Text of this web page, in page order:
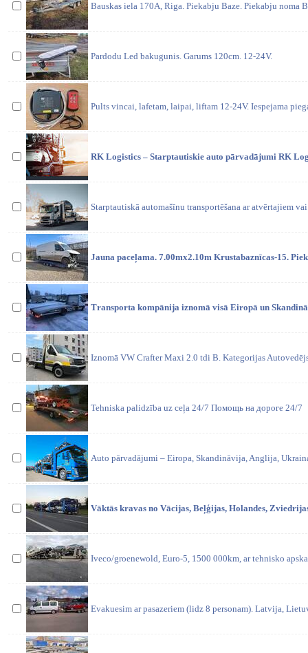
Bauskas iela 170A, Riga. Piekabju Baze. Piekabju noma
Pardodu Led bakugunis. Garums 120cm. 12-24V.
Pults vincai, lafetam, laipai, liftam 12-24V. Iespejama
RK Logistics – Starptautiskie auto pārvadājumi RK
Starptautiskā automašīnu transportēšana ar atvērtajiem
Jauna paceļama. 7.00mx2.10m Krustabaznīcas-15.
Тransporta kompānija iznomā visā Eiropā un
Iznomā VW Crafter Maxi 2.0 tdi B. Kategorijas
Tehniska palidzība uz ceļa 24/7 Помощь на дороге 24/7
Auto pārvadājumi – Eiropa, Skandināvija, Anglija,
Vāktās kravas no Vācijas, Beļģijas, Holandes,
Iveco/groenewold, Euro-5, 1500 000km, ar tehnisko
Evakuesim ar pasazeriem (lidz 8 personam). Latvija,